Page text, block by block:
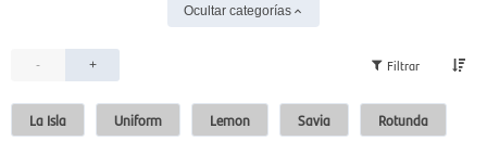
Ocultar categorías
- +
La Isla Uniform Lemon Savia Rotunda